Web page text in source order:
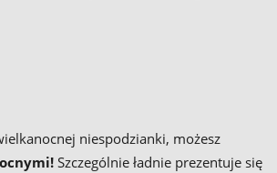
niespodzianki, możesz
Szczególnie ładnie prezentuje się